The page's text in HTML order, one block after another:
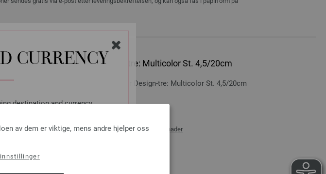
CURRENCY
destination and currency.
av dem er viktige, mens andre hjelper oss
Ermepinner/Settpinner Design-tre: Multicolor St. 4,5/20cm
LANA GROSSA Ermepinner/Settpinner Design-tre: Multicolor St. 4,5/20cm
tykkelse 4,5 mm; lengde ca. 20 cm
10,26 $ Ekskl. MVA, plussleverans og ev importkostnader